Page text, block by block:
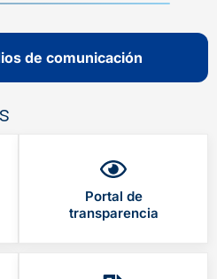
de comunicación
Portal de
transparencia